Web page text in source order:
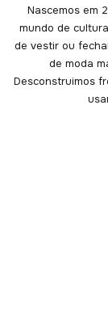
Nascemos em
mundo de
de vestir ou
de moda
Desconstruimos